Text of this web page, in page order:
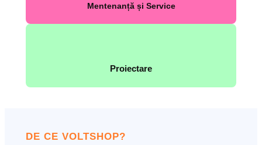
Mentenanță și Service
Proiectare
DE CE VOLTSHOP?